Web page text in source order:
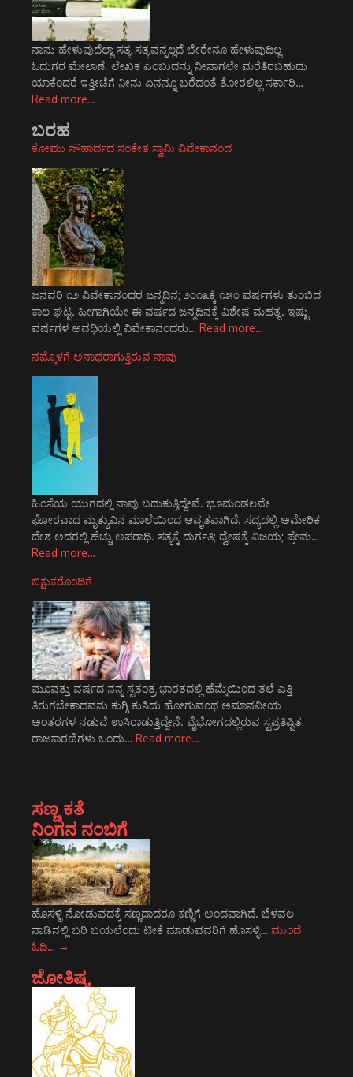
ನಾನು ಹೇಳುವುದೆಲ್ಲಾ ಸತ್ಯ ಸತ್ಯವನ್ನಲ್ಲದೆ ಬೇರೇನೂ ಹೇಳುವುದಿಲ್ಲ -
ಓದುಗರ ಮೇಲಾಣೆ. ಲೇಖಕ ಎಂಬುದನ್ನು ನೀನಾಗಲೇ ಮರೆತಿರಬಹುದು
ಯಾಕೆಂದರೆ ಇತ್ತೀಚೆಗೆ ನೀನು ಏನನ್ನೂ ಬರೆದಂತೆ ತೋರಲಿಲ್ಲ ಸರ್ಕಾರಿ…
Read more…
ಬರಹ
ಕೋಮು ಸೌಹಾರ್ದದ ಸಂಕೇತ ಸ್ವಾಮಿ ವಿವೇಕಾನಂದ
ಜನವರಿ ೧೨ ವಿವೇಕಾನಂದರ ಜನ್ಮದಿನ; ೨೦೧೩ಕ್ಕೆ ೧೫೦ ವರ್ಷಗಳು ತುಂಬಿದ
ಕಾಲ ಘಟ್ಟ. ಹೀಗಾಗಿಯೇ ಈ ವರ್ಷದ ಜನ್ಮದಿನಕ್ಕೆ ವಿಶೇಷ ಮಹತ್ವ. ಇಷ್ಟು
ವರ್ಷಗಳ ಅವಧಿಯಲ್ಲಿ ವಿವೇಕಾನಂದರು… Read more…
ನಮ್ಮೊಳಗೆ ಅನಾಥರಾಗುತ್ತಿರುವ ನಾವು
ಹಿಂಸೆಯ ಯುಗದಲ್ಲಿ ನಾವು ಬದುಕುತ್ತಿದ್ದೇವೆ. ಭೂಮಂಡಲವೇ
ಘೋರವಾದ ಮೃತ್ಯುವಿನ ಮಾಲೆಯಿಂದ ಆವೃತವಾಗಿದೆ. ಸದ್ಯದಲ್ಲಿ ಅಮೇರಿಕ
ದೇಶ ಅದರಲ್ಲಿ ಹೆಚ್ಚು ಅಪರಾಧಿ. ಸತ್ಯಕ್ಕೆ ದುರ್ಗತಿ; ದ್ವೇಷಕ್ಕೆ ವಿಜಯ; ಪ್ರೇಮ…
Read more…
ಬಿಕ್ಷುಕರೊಂದಿಗೆ
ಮೂವತ್ತು ವರ್ಷದ ನನ್ನ ಸ್ವತಂತ್ರ ಭಾರತದಲ್ಲಿ ಹೆಮ್ಮೆಯಿಂದ ತಲೆ ಎತ್ತಿ
ತಿರುಗಬೇಕಾದವನು ಕುಗ್ಗಿ ಕುಸಿದು ಹೋಗುವಂಥ ಅಮಾನವೀಯ
ಅಂತರಗಳ ನಡುವೆ ಉಸಿರಾಡುತ್ತಿದ್ದೇನೆ. ವೈಭೋಗದಲ್ಲಿರುವ ಸ್ವಪ್ರತಿಷ್ಟಿತ
ರಾಜಕಾರಣಿಗಳು ಒಂದು… Read more…
ಸಣ್ಣ ಕತೆ
ನಿಂಗನ ನಂಬಿಗೆ
ಹೊಸಳ್ಳಿ ನೋಡುವದಕ್ಕೆ ಸಣ್ಣದಾದರೂ ಕಣ್ಣಿಗೆ ಅಂದವಾಗಿದೆ. ಬೆಳವಲ
ನಾಡಿನಲ್ಲಿ ಬರಿ ಬಯಲೆಂದು ಟೀಕೆ ಮಾಡುವವರಿಗೆ ಹೊಸಳ್ಳಿ… ಮುಂದೆ
ಓದಿ… →
ಜೋತಿಷ್ಯ